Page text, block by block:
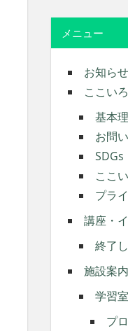
メニュー
お知らせ
ここい
基本
お問
SDGs
ここ
プラ
講座・
終了
施設案内
学習
プ